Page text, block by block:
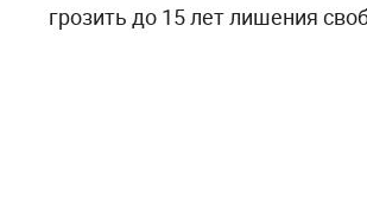
грозить до 15 лет лишения